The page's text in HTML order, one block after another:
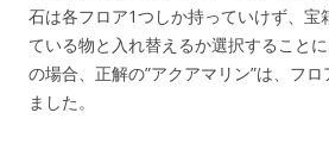
石は各フロア1つしか持っていけず、宝
ている物と入れ替えるか選択すること
の場合、正解の”アクアマリン”は、フ
ました。